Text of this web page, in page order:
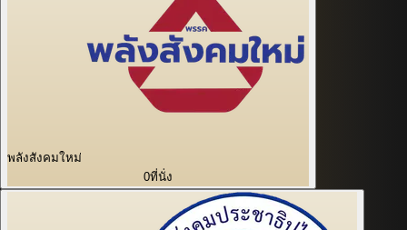
พลังสังคมใหม่
0ที่นั่ง